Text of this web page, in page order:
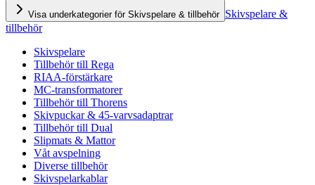
Visa underkategorier för Skivspelare & tillbehör Skivspelare &
tillbehör
Skivspelare
Tillbehör till Rega
RIAA-förstärkare
MC-transformatorer
Tillbehör till Thorens
Skivpuckar & 45-varvsadaptrar
Tillbehör till Dual
Slipmats & Mattor
Våt avspelning
Diverse tillbehör
Skivspelarkablar